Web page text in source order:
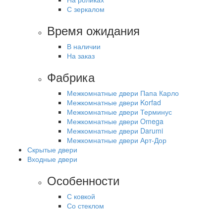
С зеркалом
Время ожидания
В наличии
На заказ
Фабрика
Межкомнатные двери Папа Карло
Межкомнатные двери Korfad
Межкомнатные двери Терминус
Межкомнатные двери Omega
Межкомнатные двери Darumi
Межкомнатные двери Арт-Дор
Скрытые двери
Входные двери
Особенности
С ковкой
Со стеклом